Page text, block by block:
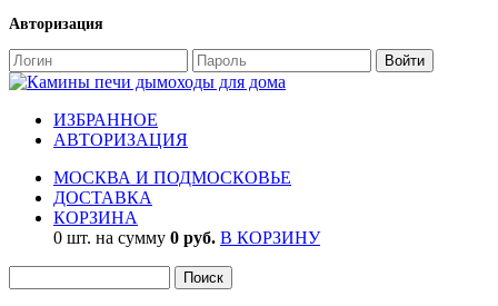
Авторизация
ИЗБРАННОЕ
АВТОРИЗАЦИЯ
МОСКВА И ПОДМОСКОВЬЕ
ДОСТАВКА
КОРЗИНА
0 шт. на сумму 0 руб. В КОРЗИНУ